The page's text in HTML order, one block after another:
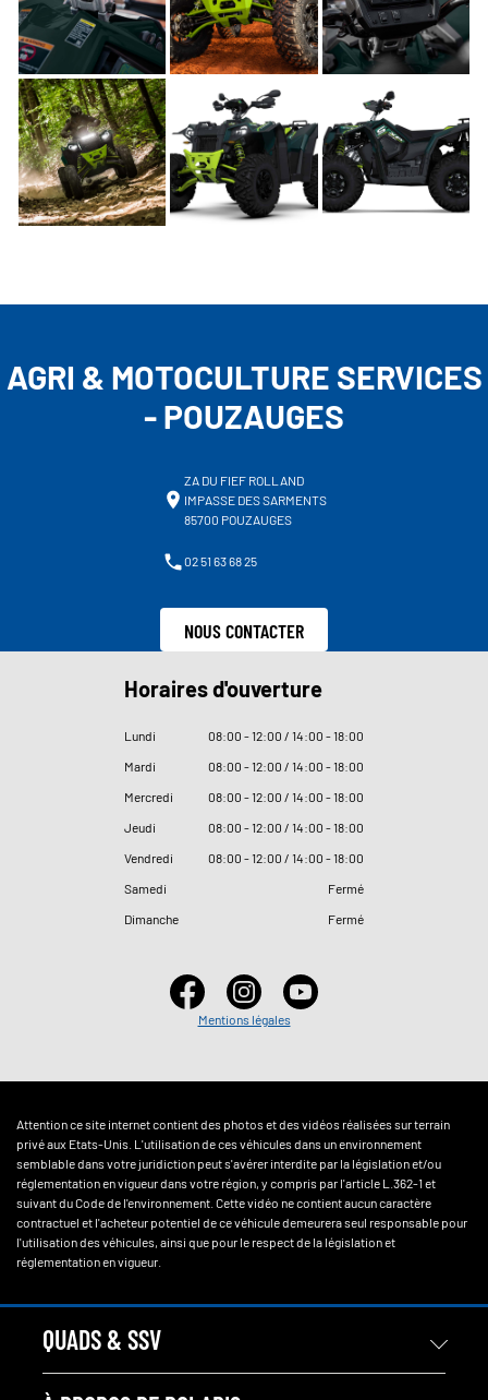
AGRI & MOTOCULTURE SERVICES
- POUZAUGES
ZA DU FIEF ROLLAND
IMPASSE DES SARMENTS
85700 POUZAUGES
02 51 63 68 25
NOUS CONTACTER
Horaires d'ouverture
Lundi 08:00 - 12:00 / 14:00 - 18:00
Mardi
08:00 - 12:00 / 14:00 - 18:00
Mercredi
08:00 - 12:00 / 14:00 - 18:00
Jeudi
08:00 - 12:00 / 14:00 - 18:00
Vendredi
08:00 - 12:00 / 14:00 - 18:00
Samedi
Fermé
Dimanche
Fermé
Mentions légales
Attention ce site internet contient des photos et des vidéos réalisées sur terrain
privé aux Etats-Unis. L'utilisation de ces véhicules dans un environnement
semblable dans votre juridiction peut s'avérer interdite par la législation et/ou
réglementation en vigueur dans votre région, y compris par l'article L.362-1 et
suivant du Code de l'environnement. Cette vidéo ne contient aucun caractère
contractuel et l'acheteur potentiel de ce véhicule demeurera seul responsable pour
l'utilisation des véhicules, ainsi que pour le respect de la législation et
réglementation en vigueur.
QUADS & SSV